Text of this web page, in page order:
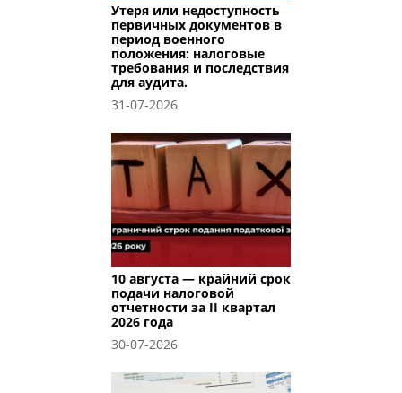
Утеря или недоступность
первичных документов в
период военного
положения: налоговые
требования и последствия
для аудита.
31-07-2026
10 августа — крайний срок
подачи налоговой
отчетности за II квартал
2026 года
30-07-2026